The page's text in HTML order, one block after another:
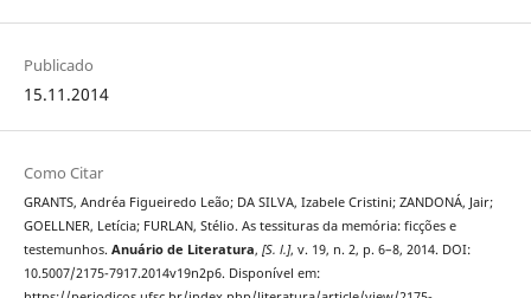
Publicado
15.11.2014
Como Citar
GRANTS, Andréa Figueiredo Leão; DA SILVA, Izabele Cristini; ZANDONÁ, Jair;
GOELLNER, Letícia; FURLAN, Stélio. As tessituras da memória: ficções e
testemunhos. Anuário de Literatura, [S. l.], v. 19, n. 2, p. 6–8, 2014. DOI:
10.5007/2175-7917.2014v19n2p6. Disponível em: